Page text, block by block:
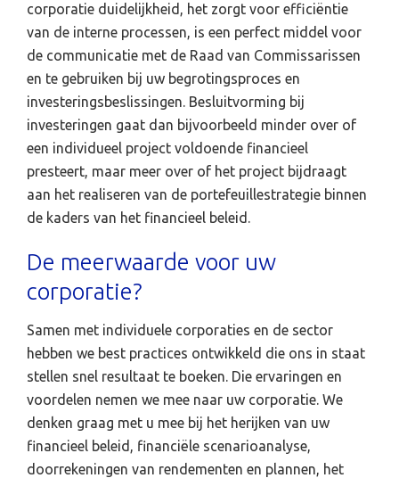
corporatie duidelijkheid, het zorgt voor efficiëntie
van de interne processen, is een perfect middel voor
de communicatie met de Raad van Commissarissen
en te gebruiken bij uw begrotingsproces en
investeringsbeslissingen. Besluitvorming bij
investeringen gaat dan bijvoorbeeld minder over of
een individueel project voldoende financieel
presteert, maar meer over of het project bijdraagt
aan het realiseren van de portefeuillestrategie binnen
de kaders van het financieel beleid.
De meerwaarde voor uw
corporatie?
Samen met individuele corporaties en de sector
hebben we best practices ontwikkeld die ons in staat
stellen snel resultaat te boeken. Die ervaringen en
voordelen nemen we mee naar uw corporatie. We
denken graag met u mee bij het herijken van uw
financieel beleid, financiële scenarioanalyse,
doorrekeningen van rendementen en plannen, het